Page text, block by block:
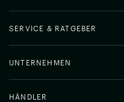
SERVICE & RATGEBER
UNTERNEHMEN
HÄNDLER